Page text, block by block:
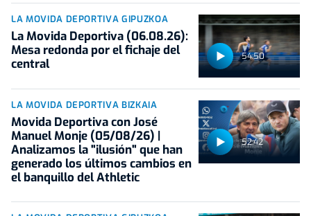
54:50
LA MOVIDA DEPORTIVA GIPUZKOA
La Movida Deportiva (06.08.26):
Mesa redonda por el fichaje del
central
52:42
LA MOVIDA DEPORTIVA BIZKAIA
Movida Deportiva con José
Manuel Monje (05/08/26) |
Analizamos la "ilusión" que han
generado los últimos cambios en
el banquillo del Athletic